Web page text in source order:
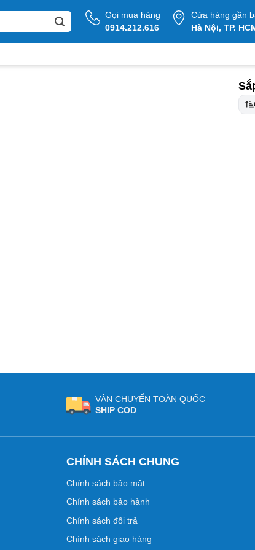
Gọi mua hàng
0914.212.616
Cửa hàng gần
Hà Nội, TP.
VẬN CHUYỂN TOÀN QUỐC
SHIP COD
CHÍNH SÁCH CHUNG
Chính sách bảo mật
Chính sách bảo hành
Chính sách đổi trả
Chính sách giao hàng